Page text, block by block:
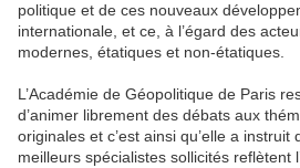
politique et de ces nouveaux
internationale, et ce, à l’égard des
modernes, étatiques et non-étatiques.
L’Académie de Géopolitique de Paris
d’animer librement des débats aux
originales et c’est ainsi qu’elle a instruit
meilleurs spécialistes sollicités reflètent